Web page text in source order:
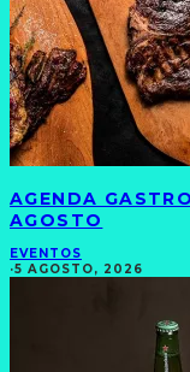
AGENDA
AGOSTO
EVENTOS
·5 AGOSTO, 2026